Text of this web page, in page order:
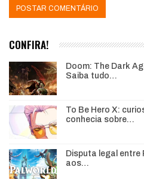
CONFIRA!
Doom: The Dark
Saiba tudo…
To Be Hero X:
conhecia sobre…
Disputa legal entre
aos…